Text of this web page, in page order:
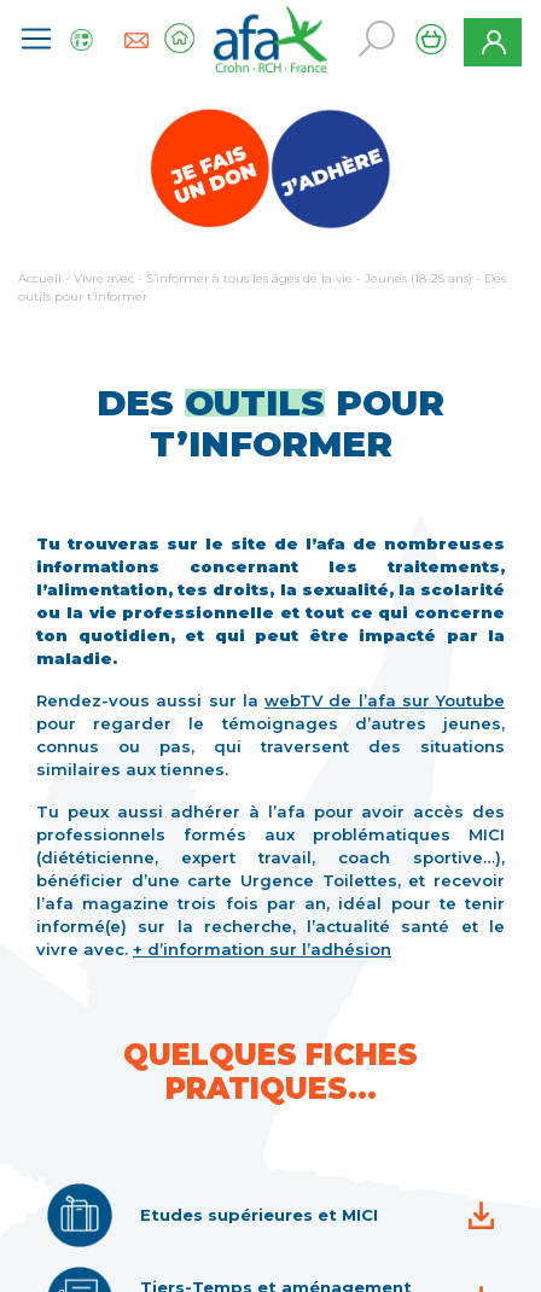
Accueil - Vivre avec - S’informer à tous les âges de la vie - Jeunes (18-25 ans) - Des
outils pour t’informer
DES OUTILS POUR
T’INFORMER
Tu trouveras sur le site de l’afa de nombreuses
informations concernant les traitements,
l’alimentation, tes droits, la sexualité, la scolarité
ou la vie professionnelle et tout ce qui concerne
ton quotidien, et qui peut être impacté par la
maladie.
Rendez-vous aussi sur la webTV de l’afa sur Youtube
pour regarder le témoignages d’autres jeunes,
connus ou pas, qui traversent des situations
similaires aux tiennes.
Tu peux aussi adhérer à l’afa pour avoir accès des
professionnels formés aux problématiques MICI
(diététicienne, expert travail, coach sportive…),
bénéficier d’une carte Urgence Toilettes, et recevoir
l’afa magazine trois fois par an, idéal pour te tenir
informé(e) sur la recherche, l’actualité santé et le
vivre avec. + d’information sur l’adhésion
QUELQUES FICHES
PRATIQUES...
Etudes supérieures et MICI
Tiers-Temps et aménagement